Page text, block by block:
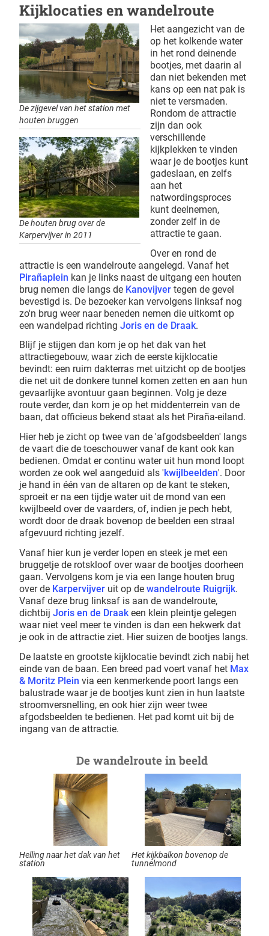
Kijklocaties en wandelroute
De zijgevel van het station met
houten bruggen
De houten brug over de
Karpervijver in 2011
Het aangezicht van de
op het kolkende water
in het rond deinende
bootjes, met daarin al
dan niet bekenden met
kans op een nat pak is
niet te versmaden.
Rondom de attractie
zijn dan ook
verschillende
kijkplekken te vinden
waar je de bootjes kunt
gadeslaan, en zelfs
aan het
natwordingsproces
kunt deelnemen,
zonder zelf in de
attractie te gaan.
Over en rond de
attractie is een wandelroute aangelegd. Vanaf het
Pirañaplein kan je links naast de uitgang een houten
brug nemen die langs de Kanovijver tegen de gevel
bevestigd is. De bezoeker kan vervolgens linksaf nog
zo'n brug weer naar beneden nemen die uitkomt op
een wandelpad richting Joris en de Draak.
Blijf je stijgen dan kom je op het dak van het
attractiegebouw, waar zich de eerste kijklocatie
bevindt: een ruim dakterras met uitzicht op de bootjes
die net uit de donkere tunnel komen zetten en aan hun
gevaarlijke avontuur gaan beginnen. Volg je deze
route verder, dan kom je op het middenterrein van de
baan, dat officieus bekend staat als het Piraña-eiland.
Hier heb je zicht op twee van de 'afgodsbeelden' langs
de vaart die de toeschouwer vanaf de kant ook kan
bedienen. Omdat er continu water uit hun mond loopt
worden ze ook wel aangeduid als 'kwijlbeelden'. Door
je hand in één van de altaren op de kant te steken,
sproeit er na een tijdje water uit de mond van een
kwijlbeeld over de vaarders, of, indien je pech hebt,
wordt door de draak bovenop de beelden een straal
afgevuurd richting jezelf.
Vanaf hier kun je verder lopen en steek je met een
bruggetje de rotskloof over waar de bootjes doorheen
gaan. Vervolgens kom je via een lange houten brug
over de Karpervijver uit op de wandelroute Ruigrijk.
Vanaf deze brug linksaf is aan de wandelroute,
dichtbij Joris en de Draakeen klein pleintje gelegen
waar niet veel meer te vinden is dan een hekwerk dat
je ook in de attractie ziet. Hier suizen de bootjes langs.
De laatste en grootste kijklocatie bevindt zich nabij het
einde van de baan. Een breed pad voert vanaf het Max
& Moritz Plein via een kenmerkende poort langs een
balustrade waar je de bootjes kunt zien in hun laatste
stroomversnelling, en ook hier zijn weer twee
afgodsbeelden te bedienen. Het pad komt uit bij de
ingang van de attractie.
De wandelroute in beeld
Helling naar het dak van het
station
Het kijkbalkon bovenop de
tunnelmond